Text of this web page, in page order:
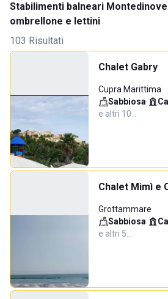
Stabilimenti balneari
ombrellone e lettini
103 Risultati
Chalet Gabry
Cupra Marittima
Sabbiosa·
e altri 10…
Chalet Mimì e
Grottammare
Sabbiosa·
e altri 5…